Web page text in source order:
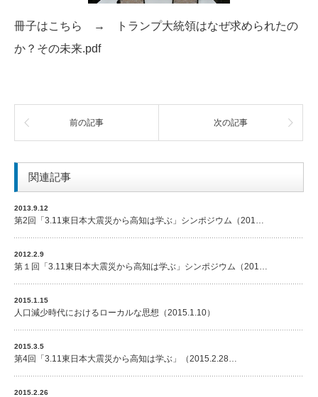
冊子はこちら →
トランプ大統領はなぜ求められたの
か？その未来.pdf
前の記事 次の記事
関連記事
2013.9.12
第2回「3.11東日本大震災から高知は学ぶ」シンポジウム（201…
2012.2.9
第１回「3.11東日本大震災から高知は学ぶ」シンポジウム（201…
2015.1.15
人口減少時代におけるローカルな思想（2015.1.10）
2015.3.5
第4回「3.11東日本大震災から高知は学ぶ」（2015.2.28…
2015.2.26